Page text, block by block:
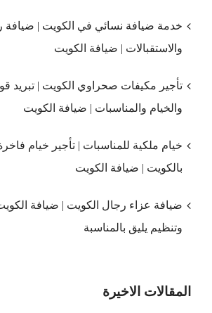
خدمة ضيافة نسائي في الكويت | ضيافة
والاستقبالات | ضيافة الكويت
تأجير مكيفات صحراوي الكويت | تبريد
والخيام والمناسبات | ضيافة الكويت
خيام ملكية للمناسبات | تأجير خيام
بالكويت | ضيافة الكويت
ضيافة عزاء رجال الكويت | ضيافة
وتنظيم يليق بالمناسبة
المقالات الاخيرة